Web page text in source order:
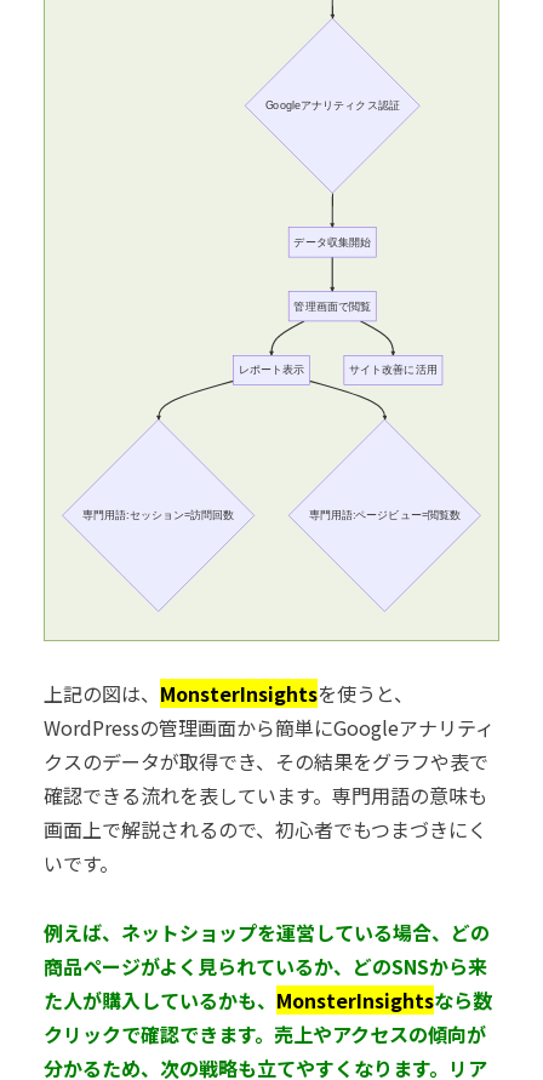
Googleアナリティクス認証
データ収集開始
管理画面で閲覧
レポート表示
専門用語:セッション=訪問回数 専門用語:ページビュー=閲覧数
サイト改善に活用
上記の図は、 MonsterInsightsを使うと、
WordPressの管理画面から簡単にGoogleアナリティ
クスのデータが取得でき、その結果をグラフや表で
確認できる流れを表しています。専門用語の意味も
画面上で解説されるので、初心者でもつまづきにく
いです。
例えば、ネットショップを運営している場合、どの
商品ページがよく見られているか、どのSNSから来
た人が購入しているかも、 MonsterInsightsなら数
クリックで確認できます。売上やアクセスの傾向が
分かるため、次の戦略も立てやすくなります。リア